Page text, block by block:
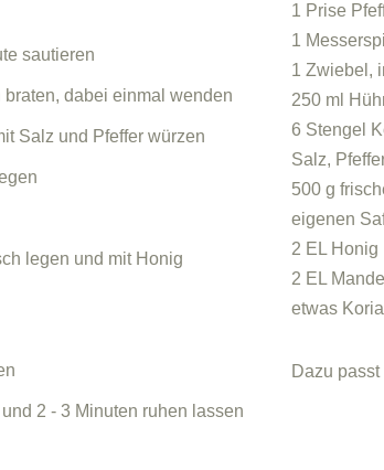
sautieren
dabei einmal wenden
Salz und Pfeffer würzen
legen und mit Honig
2 - 3 Minuten ruhen lassen
1 Prise
1
1 Zwiebel,
250 ml
6 Stengel
Salz,
500 g
eigenen
2 EL Honig
2 EL
etwas
Dazu